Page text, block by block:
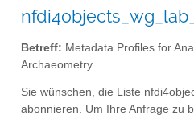
Betreff: Metadata Profiles for
Archaeometry
Sie wünschen, die Liste
abonnieren. Um Ihre Anfrage zu